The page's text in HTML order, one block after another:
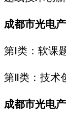
成都市光电
第Ⅰ类：软课
第Ⅱ类：技术
成都市光电